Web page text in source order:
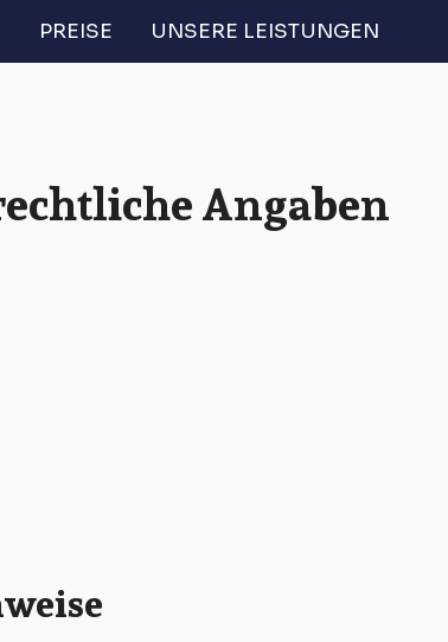
PREISE UNSERE LEISTUNGEN
Angaben